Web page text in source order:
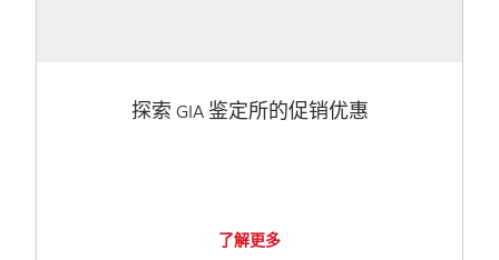
探索 GIA 鉴定所的促销优惠
了解更多